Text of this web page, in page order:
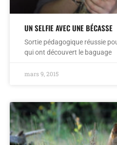
UN SELFIE AVEC UNE BÉCASSE
Sortie pédagogique réussie
qui ont découvert le baguage
mars 9, 2015